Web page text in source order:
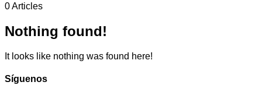
0 Articles
Nothing found!
It looks like nothing was found here!
Síguenos